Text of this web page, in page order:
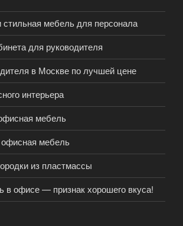
стильная мебель для персонала
для руководителя
в Москве по лучшей цене
интерьера
мебель
мебель
из пластмассы
в офисе — признак хорошего вкуса!